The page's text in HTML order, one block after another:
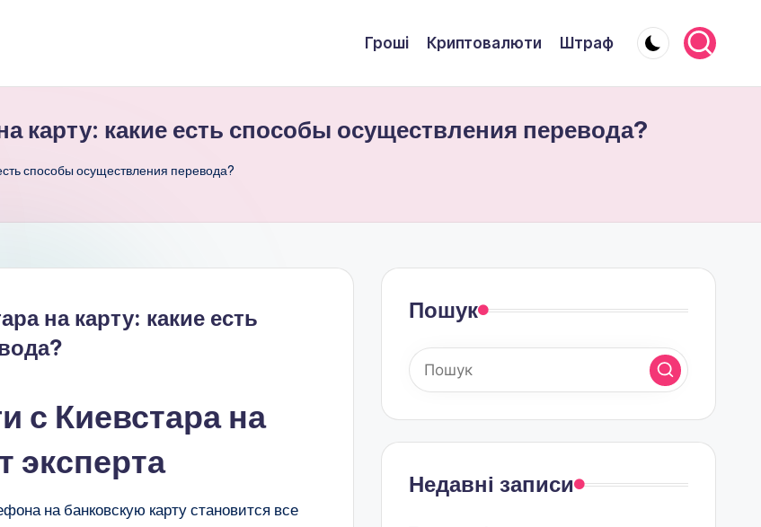
Гроші Криптовалюти Штраф
карту: какие есть способы осуществления перевода?
способы осуществления перевода?
на карту: какие есть
с Киевстара на
эксперта
на банковскую карту становится все
Пошук
Недавні записи